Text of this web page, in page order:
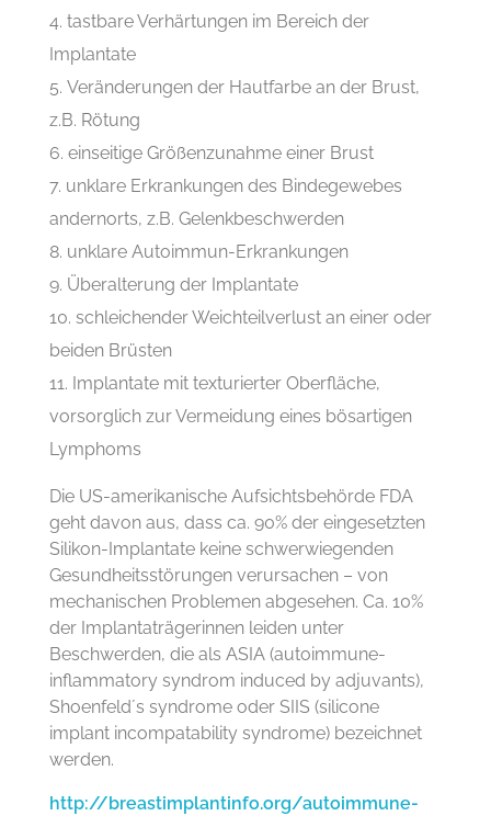
tastbare Verhärtungen im Bereich der
Implantate
Veränderungen der Hautfarbe an der Brust,
z.B. Rötung
einseitige Größenzunahme einer Brust
unklare Erkrankungen des Bindegewebes
andernorts, z.B. Gelenkbeschwerden
unklare Autoimmun-Erkrankungen
Überalterung der Implantate
schleichender Weichteilverlust an einer oder
beiden Brüsten
Implantate mit texturierter Oberfläche,
vorsorglich zur Vermeidung eines bösartigen
Lymphoms
Die US-amerikanische Aufsichtsbehörde FDA
geht davon aus, dass ca. 90% der eingesetzten
Silikon-Implantate keine schwerwiegenden
Gesundheitsstörungen verursachen – von
mechanischen Problemen abgesehen. Ca. 10%
der Implantaträgerinnen leiden unter
Beschwerden, die als ASIA (autoimmune-
inflammatory syndrom induced by adjuvants),
Shoenfeld´s syndrome oder SIIS (silicone
implant incompatability syndrome) bezeichnet
werden.
http://breastimplantinfo.org/autoimmune-